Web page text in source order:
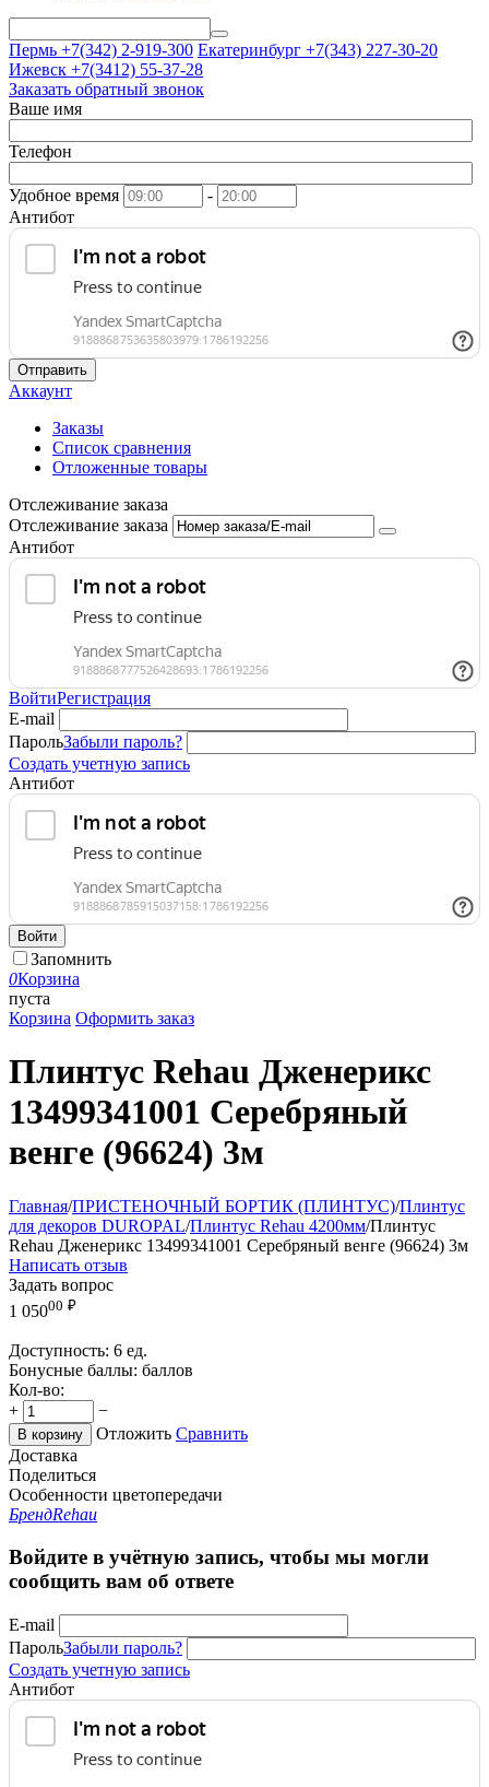
Пермь +7(342) 2-919-300 Екатеринбург +7(343) 227-30-20
Ижевск +7(3412) 55-37-28
Заказать обратный звонок
Ваше имя
Телефон
Удобное время
-
Антибот
Отправить
Аккаунт
Заказы
Список сравнения
Отложенные товары
Отслеживание заказа
Отслеживание заказа
Антибот
ВойтиРегистрация
E-mail
ПарольЗабыли пароль?
Создать учетную запись
Антибот
Войти
Запомнить
0Корзина
пуста
Корзина Оформить заказ
Плинтус Rehau Дженерикс
13499341001 Серебряный
венге (96624) 3м
Главная/ПРИСТЕНОЧНЫЙ БОРТИК (ПЛИНТУС)/Плинтус
для декоров DUROPAL/Плинтус Rehau 4200мм/Плинтус
Rehau Дженерикс 13499341001 Серебряный венге (96624) 3м
Написать отзыв
Задать вопрос
1 05000 ₽
Доступность: 6 ед.
Бонусные баллы: баллов
Кол-во:
+
−
В корзину Отложить Сравнить
Доставка
Поделиться
Особенности цветопередачи
БрендRehau
Войдите в учётную запись, чтобы мы могли
сообщить вам об ответе
E-mail
ПарольЗабыли пароль?
Создать учетную запись
Антибот